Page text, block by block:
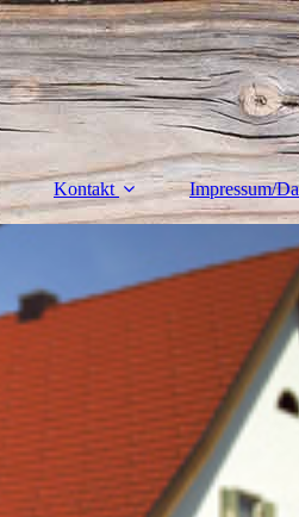
Kontakt Impressum/